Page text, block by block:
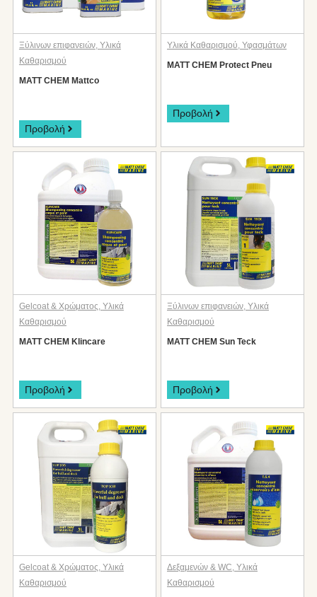
Ξύλινων επιφανειών, Υλικά
Καθαρισμού
MATT CHEM Mattco
Προβολή
Υλικά Καθαρισμού, Υφασμάτων
MATT CHEM Protect Pneu
Προβολή
Gelcoat & Χρώματος, Υλικά
Καθαρισμού
MATT CHEM Klincare
Προβολή
Ξύλινων επιφανειών, Υλικά
Καθαρισμού
MATT CHEM Sun Teck
Προβολή
Gelcoat & Χρώματος, Υλικά
Καθαρισμού
Δεξαμενών & WC, Υλικά
Καθαρισμού